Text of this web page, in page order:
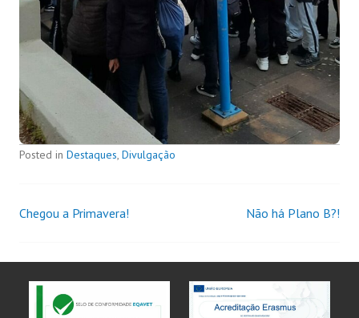
Posted in Destaques, Divulgação
Chegou a Primavera! Não há Plano B?!